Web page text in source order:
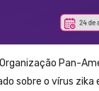
Pan-
sobre o vírus